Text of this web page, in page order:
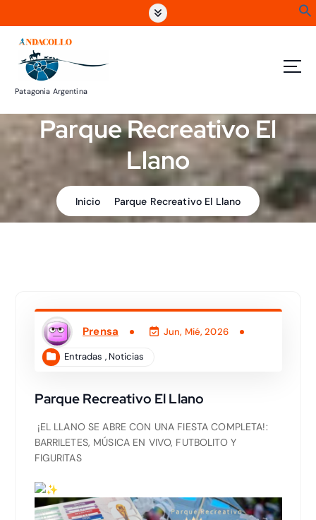
l
i
Patagonia Argentina
Parque Recreativo El
Llano
Inicio Parque Recreativo El Llano
Prensa Jun, Mié, 2026
Entradas , Noticias
Parque Recreativo El Llano
¡EL LLANO SE ABRE CON UNA FIESTA COMPLETA!:
BARRILETES, MÚSICA EN VIVO, FUTBOLITO Y
FIGURITAS